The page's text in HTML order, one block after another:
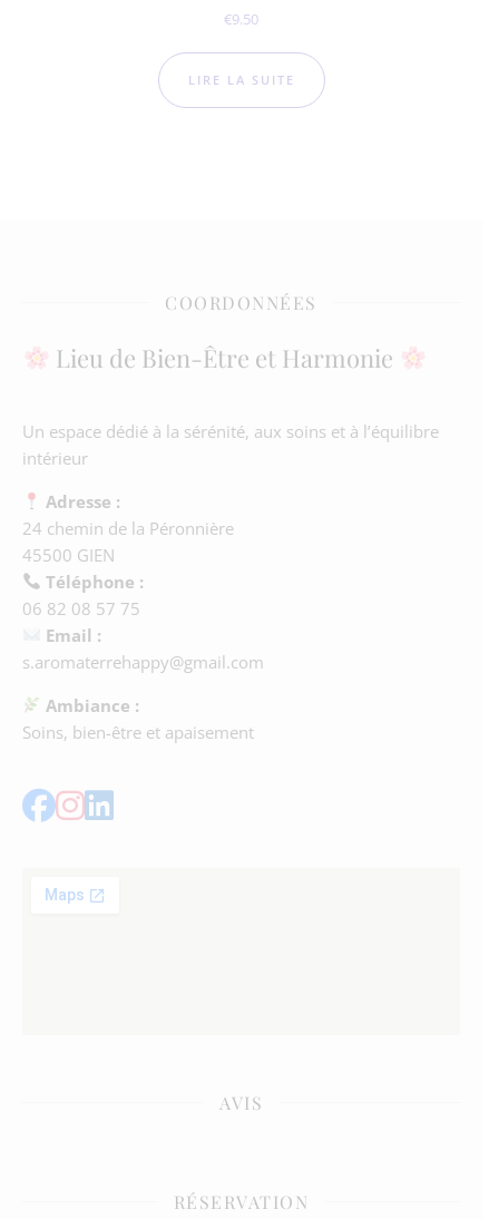
€9.50
LIRE LA SUITE
COORDONNÉES
Lieu de Bien-Être et Harmonie
Un espace dédié à la sérénité, aux soins et à l’équilibre
intérieur
Adresse :
24 chemin de la Péronnière
45500 GIEN
Téléphone :
06 82 08 57 75
Email :
s.aromaterrehappy@gmail.com
Ambiance :
Soins, bien-être et apaisement
AVIS
RÉSERVATION